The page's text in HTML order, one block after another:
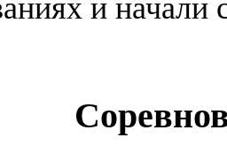
и начали